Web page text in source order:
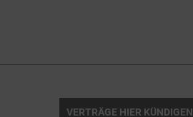
VERTRÄGE HIER KÜNDIGEN